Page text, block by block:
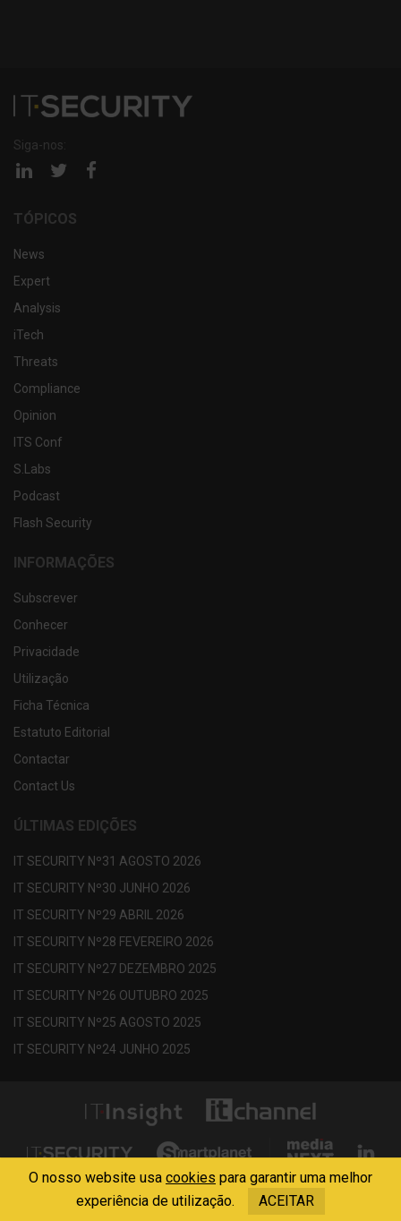
Siga-nos:
Página Página
TÓPICOS
News
Expert
Analysis
iTech
Threats
Compliance
Opinion
ITS Conf
S.Labs
Podcast
Flash Security
INFORMAÇÕES
Subscrever
Conhecer
Privacidade
Utilização
Ficha Técnica
Estatuto Editorial
Contactar
Contact Us
ÚLTIMAS EDIÇÕES
IT SECURITY Nº31 AGOSTO 2026
IT SECURITY Nº30 JUNHO 2026
IT SECURITY Nº29 ABRIL 2026
IT SECURITY Nº28 FEVEREIRO 2026
IT SECURITY Nº27 DEZEMBRO 2025
IT SECURITY Nº26 OUTUBRO 2025
IT SECURITY Nº25 AGOSTO 2025
IT SECURITY Nº24 JUNHO 2025
Copyright © 2013 - 2026 Media Next . All Rights Reserved
O nosso website usa cookies para garantir uma melhor
experiência de utilização.
ACEITAR